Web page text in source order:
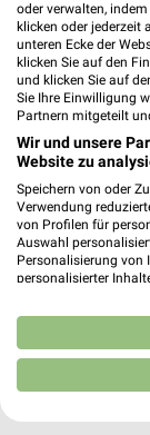
oder verwalten,
klicken oder jederzeit
unteren Ecke der
klicken Sie auf den
und klicken Sie auf
Sie Ihre Einwilligung
Partnern mitgeteilt
Wir und unsere
Website zu
Speichern von oder
Verwendung
von Profilen für
Auswahl
Personalisierung von
personalisierter
Kombinationen von
Verbesserung der
von Inhalten.
Daten können
USA gesendet werden.
Website/App.